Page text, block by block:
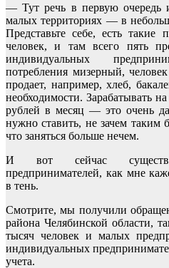
— Тут речь в первую очередь
малых территориях — в
Представьте себе, есть такие
человек, и там всего пять
индивидуальных
потребления мизерный,
продает, например, хлеб,
необходимости. Зарабатывать
рублей в месяц — это очень
нужно ставить, не зачем таким
что заняться больше нечем.
И вот сейчас
предпринимателей, как мне
в тень.
Смотрите, мы получили
района Челябинской области,
тысяч человек и малых
индивидуальных
учета.